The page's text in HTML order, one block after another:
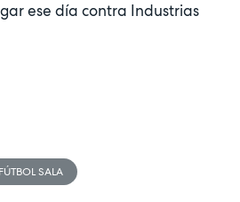
ese día contra Industrias
FÚTBOL SALA